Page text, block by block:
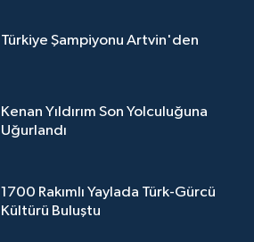
Türkiye Şampiyonu Artvin'den
Kenan Yıldırım Son Yolculuğuna
Uğurlandı
1700 Rakımlı Yaylada Türk-Gürcü
Kültürü Buluştu